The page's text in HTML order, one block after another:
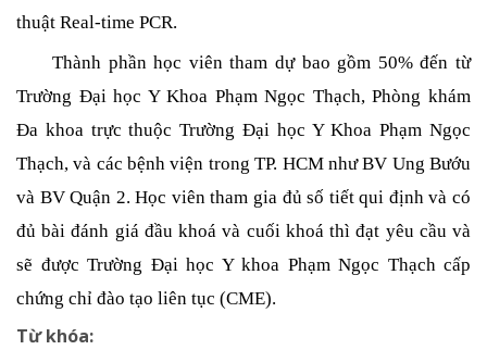
thuật Real-time PCR.
Thành phần học viên tham dự bao gồm 50% đến từ
Trường Đại học Y Khoa Phạm Ngọc Thạch, Phòng khám
Đa khoa trực thuộc Trường Đại học Y Khoa Phạm Ngọc
Thạch, và các bệnh viện trong TP. HCM như BV Ung Bướu
và BV Quận 2. Học viên tham gia đủ số tiết qui định và có
đủ bài đánh giá đầu khoá và cuối khoá thì đạt yêu cầu và
sẽ được Trường Đại học Y khoa Phạm Ngọc Thạch cấp
chứng chỉ đào tạo liên tục (CME).
Từ khóa: